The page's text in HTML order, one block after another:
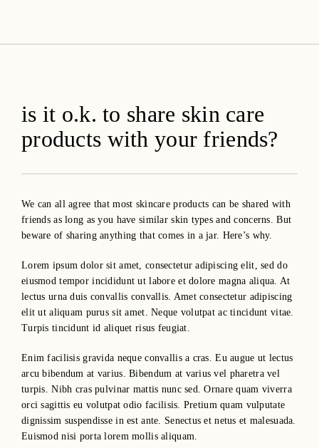
is it o.k. to share skin care
products with your friends?
We can all agree that most skincare products can be shared with
friends as long as you have similar skin types and concerns. But
beware of sharing anything that comes in a jar. Here’s why.
Lorem ipsum dolor sit amet, consectetur adipiscing elit, sed do
eiusmod tempor incididunt ut labore et dolore magna aliqua. At
lectus urna duis convallis convallis. Amet consectetur adipiscing
elit ut aliquam purus sit amet. Neque volutpat ac tincidunt vitae.
Turpis tincidunt id aliquet risus feugiat.
Enim facilisis gravida neque convallis a cras. Eu augue ut lectus
arcu bibendum at varius. Bibendum at varius vel pharetra vel
turpis. Nibh cras pulvinar mattis nunc sed. Ornare quam viverra
orci sagittis eu volutpat odio facilisis. Pretium quam vulputate
dignissim suspendisse in est ante. Senectus et netus et malesuada.
Euismod nisi porta lorem mollis aliquam.